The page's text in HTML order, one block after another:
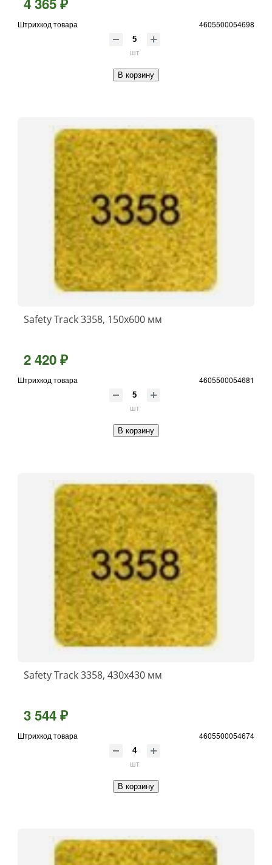
Штрихкод товара 4605500054698
шт
В корзину
Safety Track 3358, 150x600 мм
2 420 ₽
Штрихкод товара 4605500054681
шт
В корзину
Safety Track 3358, 430x430 мм
3 544 ₽
Штрихкод товара 4605500054674
шт
В корзину